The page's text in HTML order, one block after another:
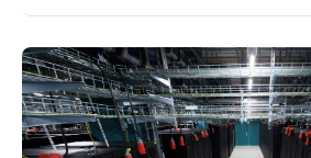
Регистратор
Контакты
развитие
деловая этика
На главную